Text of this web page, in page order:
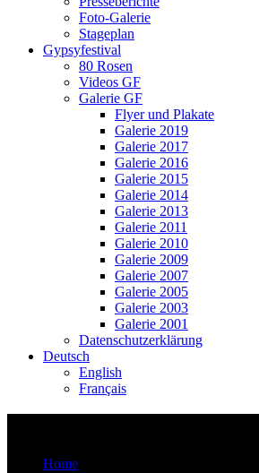
Foto-Galerie
Stageplan
Gypsyfestival
80 Rosen
Videos GF
Galerie GF
Flyer und Plakate
Galerie 2019
Galerie 2017
Galerie 2016
Galerie 2015
Galerie 2014
Galerie 2013
Galerie 2011
Galerie 2010
Galerie 2009
Galerie 2007
Galerie 2005
Galerie 2003
Galerie 2001
Datenschutzerklärung
Deutsch
English
Français
Home